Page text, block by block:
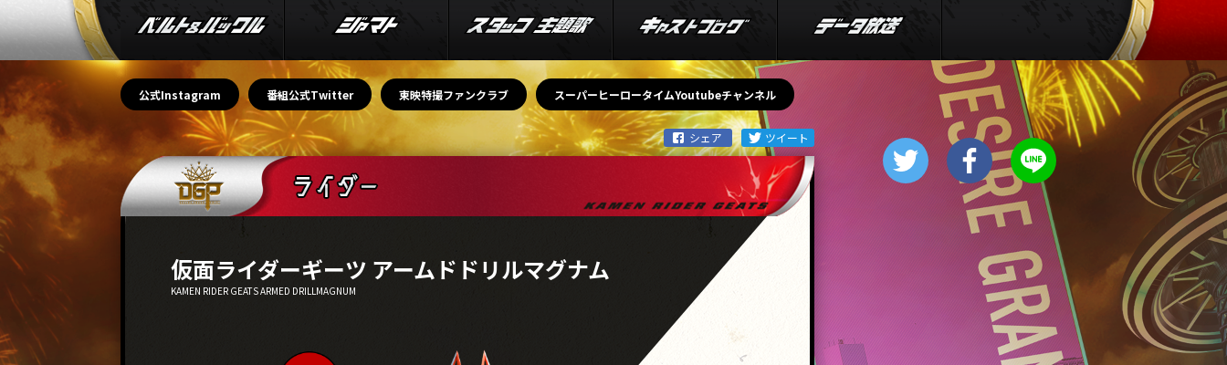
公式Instagram 番組公式Twitter 東映特撮ファンクラブ スーパーヒーロータイムYoutubeチャンネル
仮面ライダーギーツ アームドドリルマグナム
KAMEN RIDER GEATS ARMED DRILLMAGNUM
おはよう!時代劇 暴れん坊将
軍9 #18
4:55
グッド!モーニング
あさ 8:00
羽鳥慎一モーニングショー
有働由美子の健康案内人! 夏
こそ気をつけたい腰痛!ぎっく
り腰の予防&対策